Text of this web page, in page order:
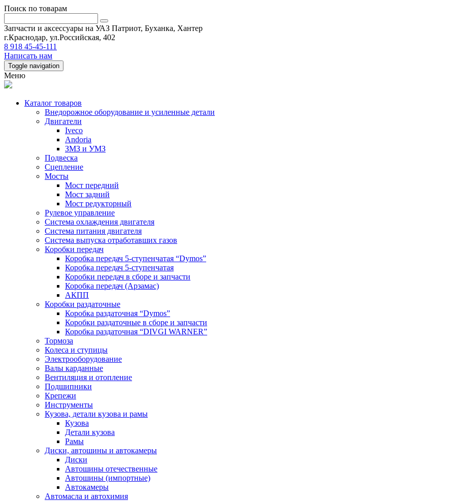
Поиск по товарам
Запчасти и аксессуары на УАЗ Патриот, Буханка, Хантер
г.Краснодар, ул.Российская, 402
8 918 45-45-111
Написать нам
Toggle navigation
Меню
Каталог товаров
Внедорожное оборудование и усиленные детали
Двигатели
Iveco
Andoria
ЗМЗ и УМЗ
Подвеска
Сцепление
Мосты
Мост передний
Мост задний
Мост редукторный
Рулевое управление
Система охлаждения двигателя
Система питания двигателя
Система выпуска отработавших газов
Коробки передач
Коробка передач 5-ступенчатая “Dymos”
Коробка передач 5-ступенчатая
Коробки передач в сборе и запчасти
Коробка передач (Арзамас)
АКПП
Коробки раздаточные
Коробка раздаточная “Dymos”
Коробки раздаточные в сборе и запчасти
Коробка раздаточная “DIVGI WARNER”
Тормоза
Колеса и ступицы
Электрооборудование
Валы карданные
Вентиляция и отопление
Подшипники
Крепежи
Инструменты
Кузова, детали кузова и рамы
Кузова
Детали кузова
Рамы
Диски, автошины и автокамеры
Диски
Автошины отечественные
Автошины (импортные)
Автокамеры
Автомасла и автохимия